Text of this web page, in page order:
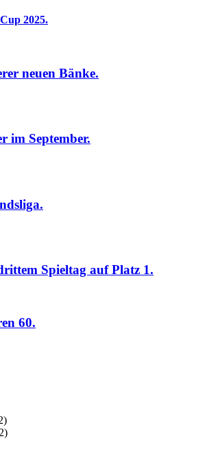
2025.
neuen Bänke.
im September.
Spieltag auf Platz 1.
60.